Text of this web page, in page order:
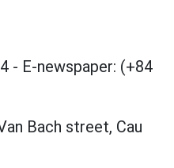
- E-newspaper: (+84
Bach street, Cau